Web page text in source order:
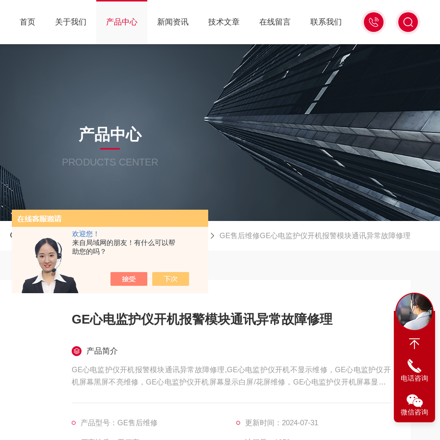
欢迎您！
来自局域网的朋友！有什么可以帮
助您的吗？
18516586104
微
首页 关于我们 产品中心 新闻资讯 技术文章 在线留言 联系我们
产品中心
PRODUCTS CENTER
首页 产品中心 GE售后维修GE心电监护仪开机报警模块通讯异常故障修理
GE心电监护仪开机报警模块通讯异常故障修理
产品简介
GE心电监护仪开机报警模块通讯异常故障修理,GE心电监护仪开机不显示维修，GE心电监护仪开
机屏幕黑屏不亮维修，GE心电监护仪开机屏幕显示白屏/花屏维修，GE心电监护仪开机屏幕显示E
错误"、“通讯异常"、“线路脱落，HE心电
产品型号：GE售后维修 更新时间：2024-07-31
电话咨询
微信咨询